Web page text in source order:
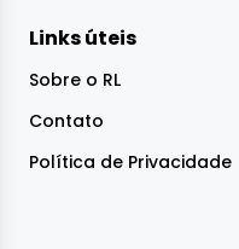
Links úteis
Sobre o RL
Contato
Política de Privacidade